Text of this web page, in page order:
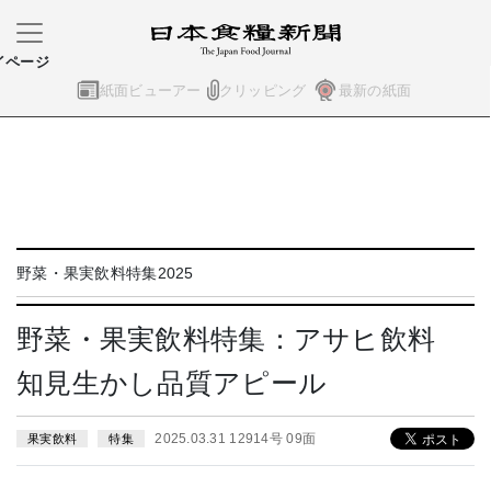
紙面ビューアー クリッピング 最新の紙面
ページ
野菜・果実飲料特集2025
野菜・果実飲料特集：アサヒ飲料
知見生かし品質アピール
果実飲料 特集 2025.03.31 12914号 09面